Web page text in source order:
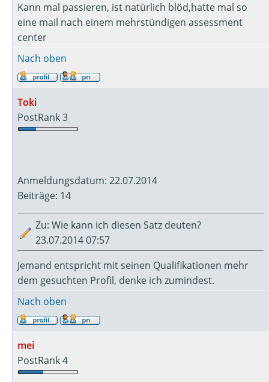
Kann mal passieren, ist natürlich blöd,hatte mal so
eine mail nach einem mehrstündigen assessment
center
Nach oben
Toki
PostRank 3
Anmeldungsdatum: 22.07.2014
Beiträge: 14
Zu: Wie kann ich diesen Satz deuten?
23.07.2014 07:57
Jemand entspricht mit seinen Qualifikationen mehr
dem gesuchten Profil, denke ich zumindest.
Nach oben
mei
PostRank 4